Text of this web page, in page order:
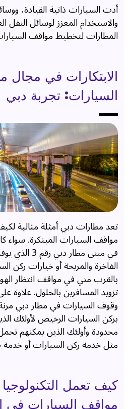
أدت السيارات ذاتية القيادة،
والاستخدام المعزز لوسائل النقل
المطارات لتخطيط مواقف
الابتكارات في مجال
السيارات: تجربة دبي
تعد مطارات دبي أمثلة مثالية
مواقف السيارات المبتكرة.
في مبنى مطار
الفاخرة والمريحة أو خيارات ركن
بالقرب مني في مواقف انتظار
تزويد المسافرين بالحلول. علاوة
وقوف السيارات في مطار دبي
بركن السيارات الرخيص لأولئك
محدودة وأولئك الذين يمكنهم
مثل خدمة ركن السيارات أو
كيف تعمل
مواقف السيارات في